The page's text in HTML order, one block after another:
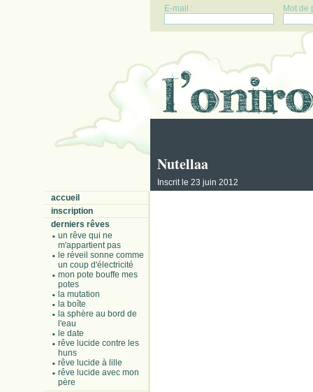
E-mail : Mot de
Nutellaa
Inscrit le 23 juin 2012
accueil
inscription
derniers rêves
un rêve qui ne
m'appartient pas
le réveil sonne comme
un coup d'électricité
mon pote bouffe mes
potes
la mutation
la boîte
la sphère au bord de
l'eau
le date
rêve lucide contre les
huns
rêve lucide à lille
rêve lucide avec mon
père